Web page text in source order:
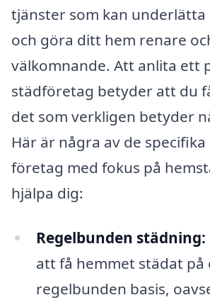
tjänster som kan underlätta
och göra ditt hem renare
välkomnande. Att anlita ett
städföretag betyder att du
det som verkligen betyder
Här är några av de
företag med fokus på
hjälpa dig:
Regelbunden städning:
att få hemmet städat på
regelbunden basis,